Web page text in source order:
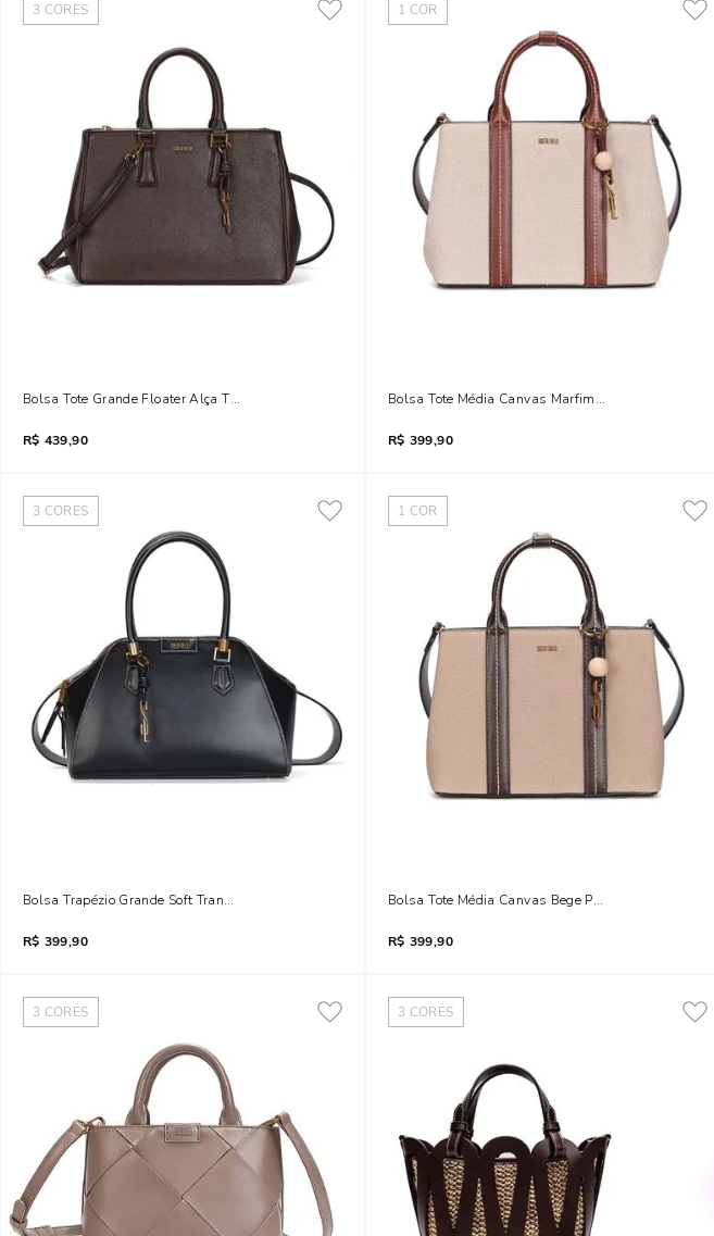
3 CORES
Bolsa Tote Grande Floater Alça Transversal Marrom Dark
R$ 439,90
1 COR
Bolsa Tote Média Canvas Marfim Pespontos
R$ 399,90
3 CORES
Bolsa Trapézio Grande Soft Transversal Preto
R$ 399,90
1 COR
Bolsa Tote Média Canvas Bege Pespontos
R$ 399,90
3 CORES 3 CORES